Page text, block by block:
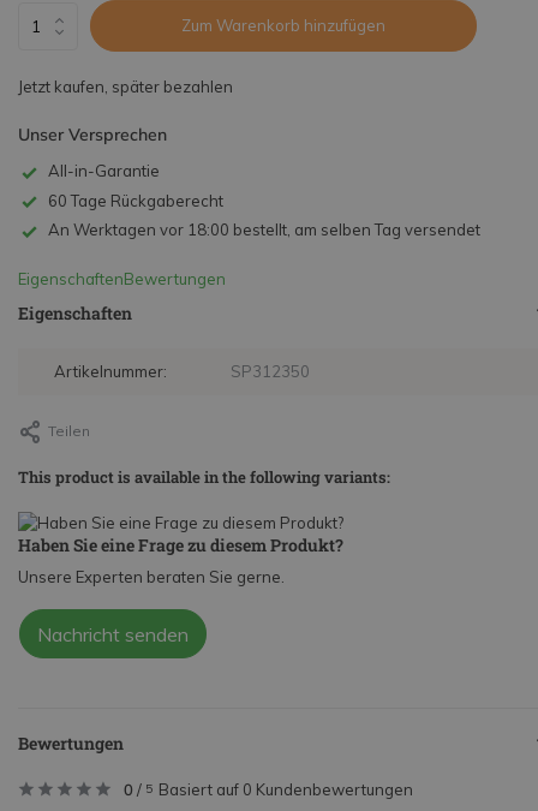
Zum Warenkorb hinzufügen
Jetzt kaufen, später bezahlen
Unser Versprechen
All-in-Garantie
60 Tage Rückgaberecht
An Werktagen vor 18:00 bestellt, am selben Tag versendet
EigenschaftenBewertungen
Eigenschaften
Artikelnummer: SP312350
Teilen
This product is available in the following variants:
Haben Sie eine Frage zu diesem Produkt?
Unsere Experten beraten Sie gerne.
Nachricht senden
Bewertungen
0 / 5 Basiert auf 0 Kundenbewertungen